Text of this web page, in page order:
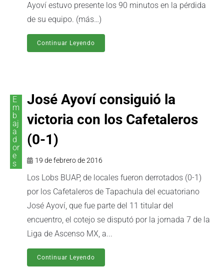
Ayoví estuvo presente los 90 minutos en la pérdida
de su equipo. (más…)
Continuar Leyendo
E
m
b
aj
a
d
or
e
s
José Ayoví consiguió la
victoria con los Cafetaleros
(0-1)
19 de febrero de 2016
Los Lobs BUAP, de locales fueron derrotados (0-1)
por los Cafetaleros de Tapachula del ecuatoriano
José Ayoví, que fue parte del 11 titular del
encuentro, el cotejo se disputó por la jornada 7 de la
Liga de Ascenso MX, a...
Continuar Leyendo